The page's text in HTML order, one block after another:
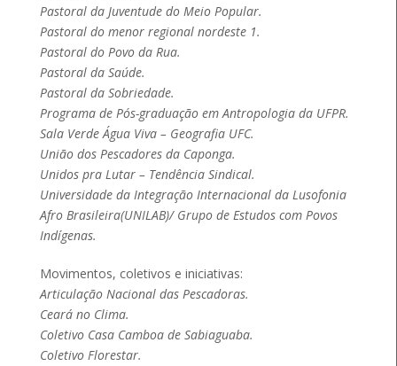
Pastoral da Juventude do Meio Popular.
Pastoral do menor regional nordeste 1.
Pastoral do Povo da Rua.
Pastoral da Saúde.
Pastoral da Sobriedade.
Programa de Pós-graduação em Antropologia da UFPR.
Sala Verde Água Viva – Geografia UFC.
União dos Pescadores da Caponga.
Unidos pra Lutar – Tendência Sindical.
Universidade da Integração Internacional da Lusofonia
Afro Brasileira(UNILAB)/ Grupo de Estudos com Povos
Indígenas.
Movimentos, coletivos e iniciativas:
Articulação Nacional das Pescadoras.
Ceará no Clima.
Coletivo Casa Camboa de Sabiaguaba.
Coletivo Florestar.